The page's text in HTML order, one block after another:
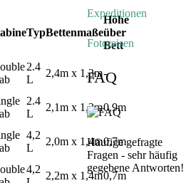
TypBettenmaße
Höhe
über
Bett
2.4
L
2,4m x 1,3m-
2.4
L
2,1m x 1,2m0,9m
4,2
L
2,0m x 1,4m0,7m
4,2
2,2m x 1,4m0,7m
Expeditionen
Fotoreisen
FAQ
Häufige gefragte
Fragen - sehr häufig
gegebene Antworten!